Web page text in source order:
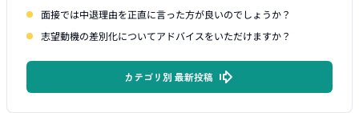
面接では中退理由を正直に言った方が良いのでしょうか？
志望動機の差別化についてアドバイスをいただけますか？
カテゴリ別 最新投稿